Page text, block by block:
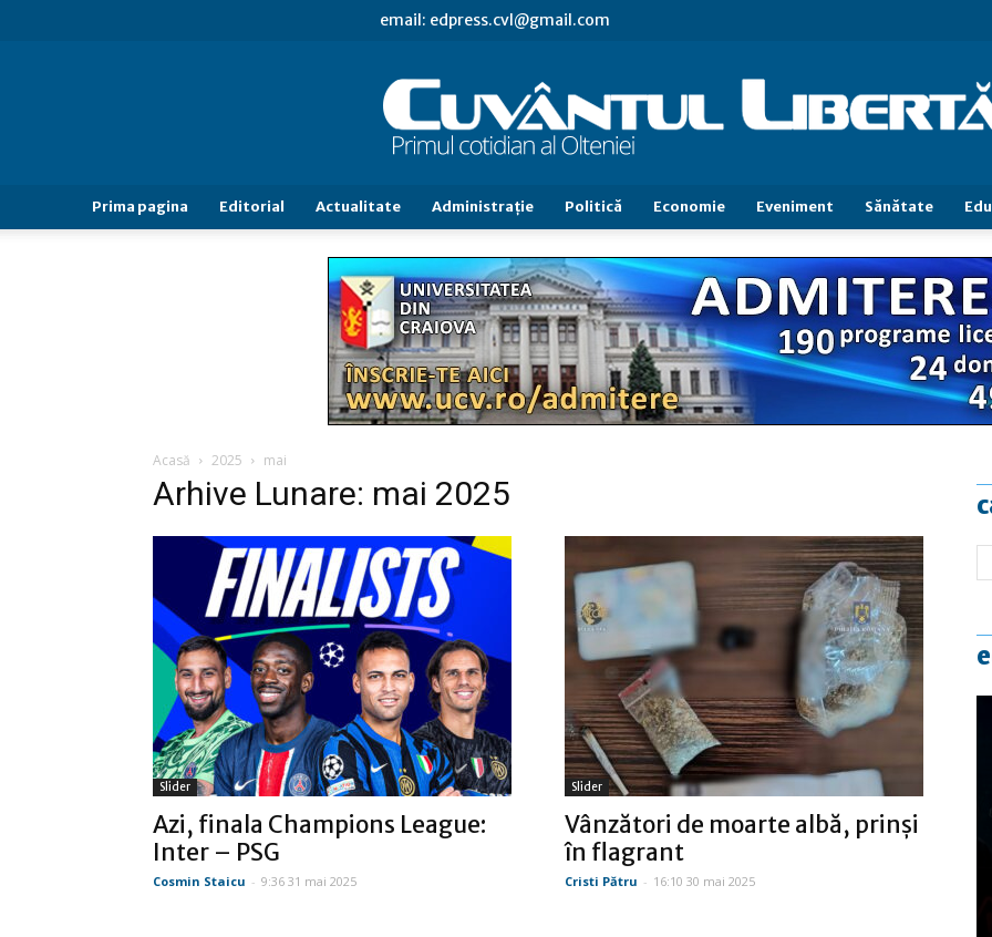
email: edpress.cvl@gmail.com
Cuvântul
Libertăţii
Prima pagina Editorial Actualitate Administraţie Politică Economie Eveniment Sănătate
Acasă 2025 mai
Arhive Lunare: mai 2025
Slider
Azi, finala Champions League:
Inter – PSG
Cosmin Staicu - 9:36 31 mai 2025
Slider
Vânzători de moarte albă, prinși
în flagrant
Cristi Pătru - 16:10 30 mai 2025